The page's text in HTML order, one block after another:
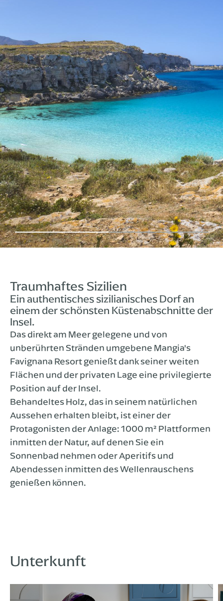
Traumhaftes Sizilien
Ein authentisches sizilianisches Dorf an
einem der schönsten Küstenabschnitte der
Insel.
Das direkt am Meer gelegene und von
unberührten Stränden umgebene Mangia's
Favignana Resort genießt dank seiner weiten
Flächen und der privaten Lage eine privilegierte
Position auf der Insel.
Behandeltes Holz, das in seinem natürlichen
Aussehen erhalten bleibt, ist einer der
Protagonisten der Anlage: 1000 m² Plattformen
inmitten der Natur, auf denen Sie ein
Sonnenbad nehmen oder Aperitifs und
Abendessen inmitten des Wellenrauschens
genießen können.
Unterkunft